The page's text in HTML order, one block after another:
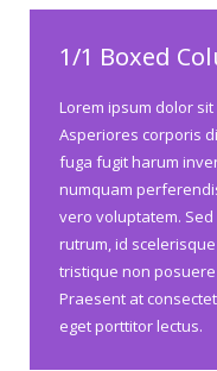
1/1 Boxed
Lorem ipsum dolor
Asperiores corporis
fuga fugit harum
numquam
vero voluptatem.
rutrum, id
tristique non
Praesent at
eget porttitor lectus.